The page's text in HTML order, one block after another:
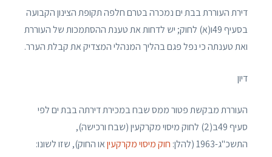
דירת העוררת בבת ים נמכרה בטרם חלפה תקופת הצינון הקבועה
בסעיף 49ו(א) לחוק; יש לדחות את טענת ההסתמכות של העוררת
ואת טענתה כי נפל פגם בהליך המנהלי המצדיק את קבלת הערר.
דיון
העוררת מבקשת פטור ממס שבח במכירת דירתה בבת ים לפי
סעיף 49ב(2) לחוק מיסוי מקרקעין (שבח ורכישה),
התשכ"ג-1963 (להלן:
חוק מיסוי מקרקעיןאו החוק), שזו לשונו: